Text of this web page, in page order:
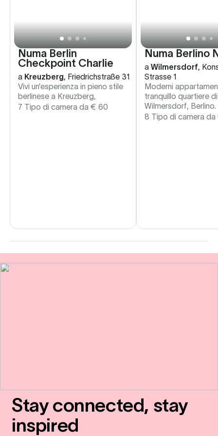
Numa Berlin
Checkpoint Charlie
a Kreuzberg Friedrichstraße 31
Vivi un’esperienza in pieno stile
berlinese a Kreuzberg,
7 Tipo di camera da € 60
Numa Berlino
a Wilmersdorf
Strasse 1
Moderni
tranquillo quartiere di
Wilmersdorf, Berlino.
8 Tipo di camera da
Stay connected, stay
inspired